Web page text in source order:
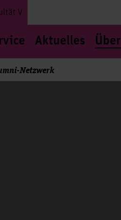
V
Aktuelles
Netzwerk